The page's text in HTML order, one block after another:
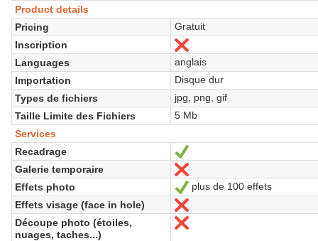
Product details
Pricing
Gratuit
Inscription
No
Languages
anglais
Importation
Disque dur
Types de fichiers
jpg, png, gif
Taille Limite des Fichiers
5 Mb
Services
Recadrage
Yes
Galerie temporaire
No
Effets photo
Yes
plus de 100 effets
Effets visage (face in hole)
No
Découpe photo (étoiles,
nuages, taches...)
No